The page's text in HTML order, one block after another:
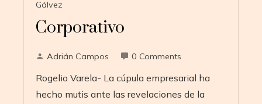
Gálvez
Corporativo
Adrián Campos 0 Comments
Rogelio Varela- La cúpula empresarial ha
hecho mutis ante las revelaciones de la